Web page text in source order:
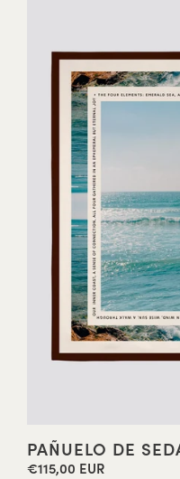
PAÑUELO DE
Precio
€115,00 EUR